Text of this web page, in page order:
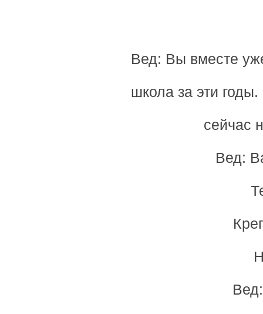
Вед: Вы вместе
школа за эти
сейчас
Вед: